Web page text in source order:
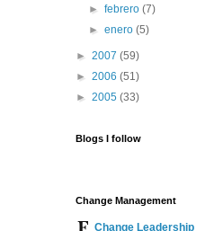
►febrero(7)
►enero(5)
► 2007 (59)
► 2006 (51)
► 2005 (33)
Blogs I follow
Change Management
Change Leadership